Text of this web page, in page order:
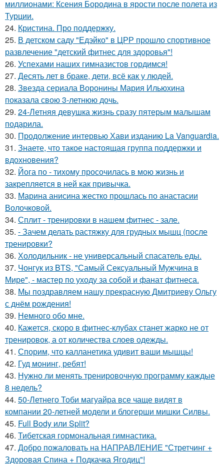
миллионами: Ксения Бородина в ярости после полета из
Турции.
24. Кристина. Про поддержку.
25. В детском саду "Едэйко" в ЦРР прошло спортивное
развлечение "детский фитнес для здоровья"!
26. Успехами наших гимназистов гордимся!
27. Десять лет в браке, дети, всё как у людей.
28. Звезда сериала Воронины Мария Ильюхина
показала свою 3-летнюю дочь.
29. 24-Летняя девушка жизнь сразу пятерым малышам
подарила.
30. Продолжение интервью Хави изданию La Vanguardia.
31. Знаете, что такое настоящая группа поддержки и
вдохновения?
32. Йога по - тихому просочилась в мою жизнь и
закрепляется в ней как привычка.
33. Марина анисина жестко прошлась по анастасии
Волочковой.
34. Сплит - тренировки в нашем фитнес - зале.
35. - Зачем делать растяжку для грудных мышц (после
тренировки?
36. Холодильник - не универсальный спасатель еды.
37. Чонгук из BTS, "Самый Сексуальный Мужчина в
Мире", - мастер по уходу за собой и фанат фитнеса.
38. Мы поздравляем нашу прекрасную Дмитриеву Ольгу
с днём рождения!
39. Немного обо мне.
40. Кажется, скоро в фитнес-клубах станет жарко не от
тренировок, а от количества слоев одежды.
41. Спорим, что калланетика удивит ваши мышцы!
42. Гуд монинг, ребят!
43. Нужно ли менять тренировочную программу каждые
8 недель?
44. 50-Летнего Тоби магуайра все чаще видят в
компании 20-летней модели и блогерши мишки Силвы.
45. Full Body или Split?
46. Тибетская гормональная гимнастика.
47. Добро пожаловать на НАПРАВЛЕНИЕ "Стретчинг +
Здоровая Спина + Подкачка Ягодиц"!